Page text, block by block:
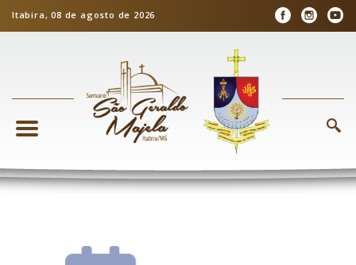
Itabira, 08 de agosto de 2026